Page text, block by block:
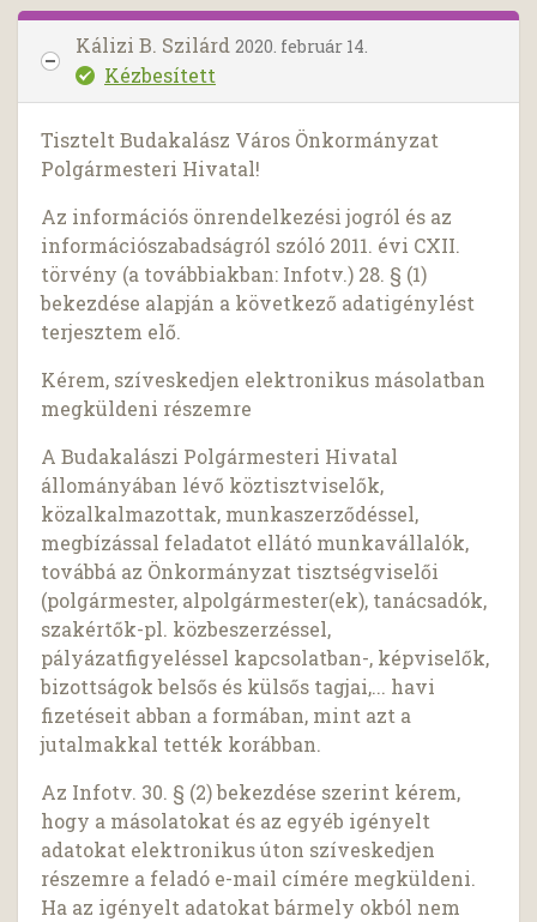
Kálizi B. Szilárd 2020. február 14.
Kézbesített
Tisztelt Budakalász Város Önkormányzat
Polgármesteri Hivatal!
Az információs önrendelkezési jogról és az
információszabadságról szóló 2011. évi CXII.
törvény (a továbbiakban: Infotv.) 28. § (1)
bekezdése alapján a következő adatigénylést
terjesztem elő.
Kérem, szíveskedjen elektronikus másolatban
megküldeni részemre
A Budakalászi Polgármesteri Hivatal
állományában lévő köztisztviselők,
közalkalmazottak, munkaszerződéssel,
megbízással feladatot ellátó munkavállalók,
továbbá az Önkormányzat tisztségviselői
(polgármester, alpolgármester(ek), tanácsadók,
szakértők-pl. közbeszerzéssel,
pályázatfigyeléssel kapcsolatban-, képviselők,
bizottságok belsős és külsős tagjai,... havi
fizetéseit abban a formában, mint azt a
jutalmakkal tették korábban.
Az Infotv. 30. § (2) bekezdése szerint kérem,
hogy a másolatokat és az egyéb igényelt
adatokat elektronikus úton szíveskedjen
részemre a feladó e-mail címére megküldeni.
Ha az igényelt adatokat bármely okból nem